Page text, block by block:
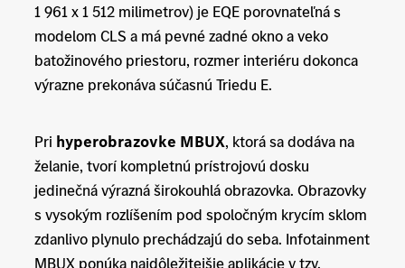
1 961 x 1 512 milimetrov) je EQE porovnateľná s
modelom CLS a má pevné zadné okno a veko
batožinového priestoru, rozmer interiéru dokonca
výrazne prekonáva súčasnú Triedu E.
Pri hyperobrazovke MBUX, ktorá sa dodáva na
želanie, tvorí kompletnú prístrojovú dosku
jedinečná výrazná širokouhlá obrazovka. Obrazovky
s vysokým rozlíšením pod spoločným krycím sklom
zdanlivo plynulo prechádzajú do seba. Infotainment
MBUX ponúka najdôležitejšie aplikácie v tzv.